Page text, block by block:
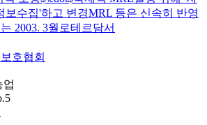
보수집'하고 변경MRL 등은 신속히 반영
2003. 3월로테르담서
호협회
업